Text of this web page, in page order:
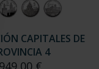
CAPITALES DE
4
949,00 €